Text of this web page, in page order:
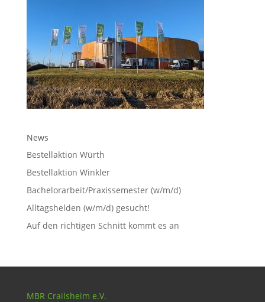
News
Bestellaktion Würth
Bestellaktion Winkler
Bachelorarbeit/Praxissemester (w/m/d)
Alltagshelden (w/m/d) gesucht!
Auf den richtigen Schnitt kommt es an
MBR Crailsheim e.V.